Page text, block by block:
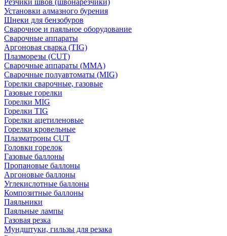
Резчики швов (швонарезчики)
Установки алмазного бурения
Шнеки для бензобуров
Сварочное и паяльное оборудование
Сварочные аппараты
Аргоновая сварка (TIG)
Плазморезы (CUT)
Сварочные аппараты (MMA)
Сварочные полуавтоматы (MIG)
Горелки сварочные, газовые
Газовые горелки
Горелки MIG
Горелки TIG
Горелки ацетиленовые
Горелки кровельные
Плазматроны CUT
Головки горелок
Газовые баллоны
Пропановые баллоны
Аргоновые баллоны
Углекислотные баллоны
Композитные баллоны
Паяльники
Паяльные лампы
Газовая резка
Мундштуки, гильзы для резака